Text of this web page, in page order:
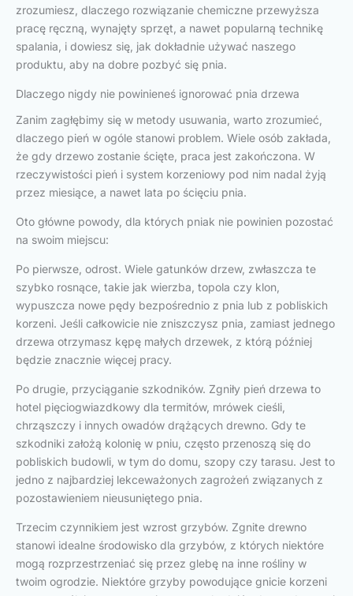
zrozumiesz, dlaczego rozwiązanie chemiczne przewyższa
pracę ręczną, wynajęty sprzęt, a nawet popularną technikę
spalania, i dowiesz się, jak dokładnie używać naszego
produktu, aby na dobre pozbyć się pnia.
Dlaczego nigdy nie powinieneś ignorować pnia drzewa
Zanim zagłębimy się w metody usuwania, warto zrozumieć,
dlaczego pień w ogóle stanowi problem. Wiele osób zakłada,
że gdy drzewo zostanie ścięte, praca jest zakończona. W
rzeczywistości pień i system korzeniowy pod nim nadal żyją
przez miesiące, a nawet lata po ścięciu pnia.
Oto główne powody, dla których pniak nie powinien pozostać
na swoim miejscu:
Po pierwsze, odrost. Wiele gatunków drzew, zwłaszcza te
szybko rosnące, takie jak wierzba, topola czy klon,
wypuszcza nowe pędy bezpośrednio z pnia lub z pobliskich
korzeni. Jeśli całkowicie nie zniszczysz pnia, zamiast jednego
drzewa otrzymasz kępę małych drzewek, z którą później
będzie znacznie więcej pracy.
Po drugie, przyciąganie szkodników. Zgniły pień drzewa to
hotel pięciogwiazdkowy dla termitów, mrówek cieśli,
chrząszczy i innych owadów drążących drewno. Gdy te
szkodniki założą kolonię w pniu, często przenoszą się do
pobliskich budowli, w tym do domu, szopy czy tarasu. Jest to
jedno z najbardziej lekceważonych zagrożeń związanych z
pozostawieniem nieusuniętego pnia.
Trzecim czynnikiem jest wzrost grzybów. Zgnite drewno
stanowi idealne środowisko dla grzybów, z których niektóre
mogą rozprzestrzeniać się przez glebę na inne rośliny w
twoim ogrodzie. Niektóre grzyby powodujące gnicie korzeni